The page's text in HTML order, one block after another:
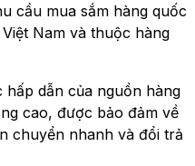
cầu mua sắm hàng quốc
Nam và thuộc hàng
dẫn của nguồn hàng
cao, được bảo đảm về
chuyển nhanh và đổi trả